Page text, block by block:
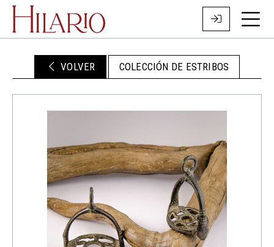
VOLVER COLECCIÓN DE ESTRIBOS